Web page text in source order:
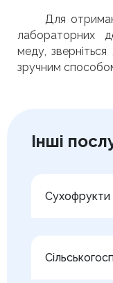
Для
лабораторних
меду,
зручним
Інші
Сухофрукти